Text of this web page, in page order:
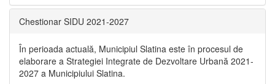
Chestionar SIDU 2021-2027
În perioada actuală, Municipiul Slatina este în procesul de
elaborare a Strategiei Integrate de Dezvoltare Urbană 2021‐
2027 a Municipiului Slatina.